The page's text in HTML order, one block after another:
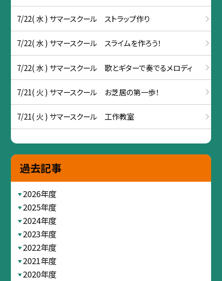
7/22( 水 ) サマースクール ストラップ作り
7/22( 水 ) サマースクール スライムを作ろう！
7/22( 水 ) サマースクール 歌とギターで奏でるメロディ
7/21( 火 ) サマースクール お芝居の第一歩！
7/21( 火 ) サマースクール 工作教室
過去記事
2026年度
2025年度
2024年度
2023年度
2022年度
2021年度
2020年度